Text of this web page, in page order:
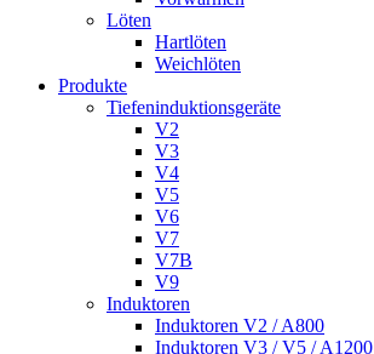
Löten
Hartlöten
Weichlöten
Produkte
Tiefeninduktionsgeräte
V2
V3
V4
V5
V6
V7
V7B
V9
Induktoren
Induktoren V2 / A800
Induktoren V3 / V5 / A1200